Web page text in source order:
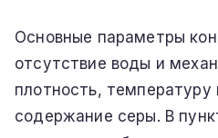
Основные параметры
отсутствие воды и
плотность, температуру
содержание серы. В